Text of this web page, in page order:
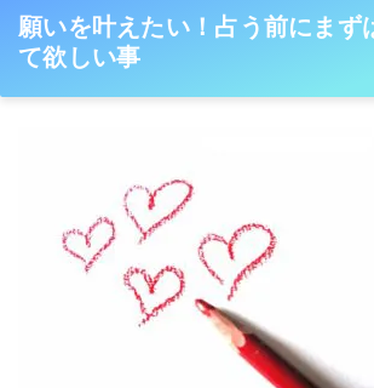
願いを叶えたい！占う前にまず
て欲しい事